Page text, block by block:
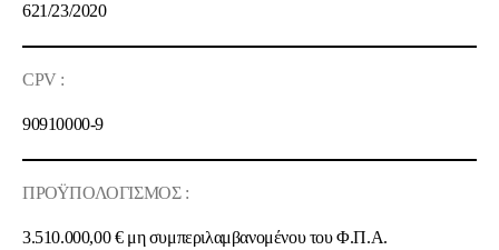
621/23/2020
CPV :
90910000-9
ΠΡΟΫΠΟΛΟΓΙΣΜΟΣ :
3.510.000,00€μη συμπεριλαμβανομένου του Φ.Π.Α.